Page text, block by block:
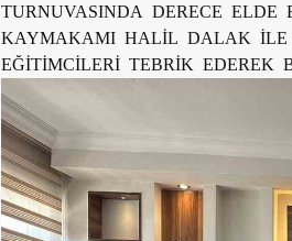
TURNUVASINDA DERECE ELDE
KAYMAKAMI HALİL DALAK İLE
EĞİTİMCİLERİ TEBRİK EDEREK